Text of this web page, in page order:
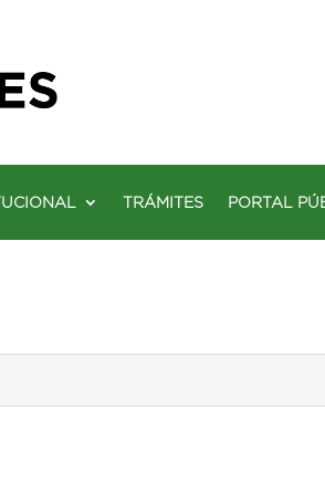
TRÁMITES PORTAL